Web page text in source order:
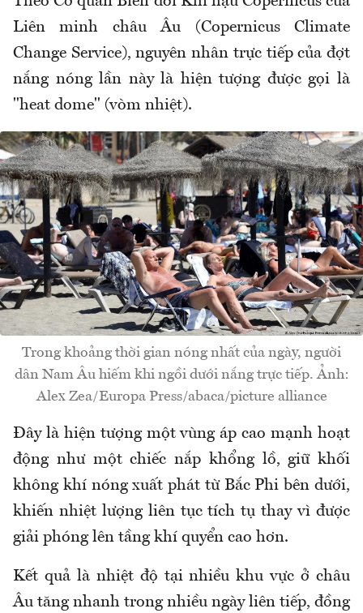
Liên minh châu Âu (Copernicus Climate
Change Service), nguyên nhân trực tiếp của đợt
nắng nóng lần này là hiện tượng được gọi là
"heat dome" (vòm nhiệt).
Trong khoảng thời gian nóng nhất của ngày, người
dân Nam Âu hiếm khi ngồi dưới nắng trực tiếp. Ảnh:
Alex Zea/Europa Press/abaca/picture alliance
Đây là hiện tượng một vùng áp cao mạnh hoạt
động như một chiếc nắp khổng lồ, giữ khối
không khí nóng xuất phát từ Bắc Phi bên dưới,
khiến nhiệt lượng liên tục tích tụ thay vì được
giải phóng lên tầng khí quyển cao hơn.
Kết quả là nhiệt độ tại nhiều khu vực ở châu
Âu tăng nhanh trong nhiều ngày liên tiếp, đồng